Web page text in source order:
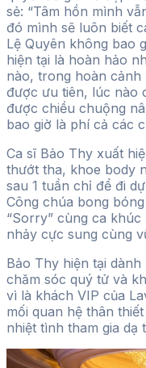
sẻ: “Tâm hồn mình
đó mình sẽ luôn biết
Lệ Quyên không bao
hiện tại là hoàn hảo
nào, trong hoàn
được ưu tiên, lúc nào
được chiều chuộng
bao giờ là phí cả các
Ca sĩ Bảo Thy xuất
thướt tha, khoe body
sau 1 tuần chỉ để đi
Công chúa bong
“Sorry” cùng ca
nhảy cực sung cùng
Bảo Thy hiện tại
chăm sóc quý tử và
vì là khách VIP của
mối quan hệ thân
nhiệt tình tham gia dạ